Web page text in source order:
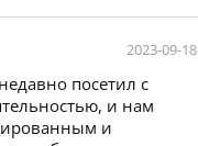
2023-09-18
посетил с
и нам
и